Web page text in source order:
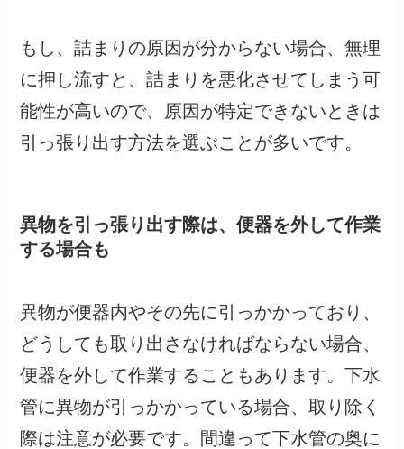
もし、詰まりの原因が分からない場合、無理
に押し流すと、詰まりを悪化させてしまう可
能性が高いので、原因が特定できないときは
引っ張り出す方法を選ぶことが多いです。
異物を引っ張り出す際は、便器を外して作業
する場合も
異物が便器内やその先に引っかかっており、
どうしても取り出さなければならない場合、
便器を外して作業することもあります。下水
管に異物が引っかかっている場合、取り除く
際は注意が必要です。間違って下水管の奥に